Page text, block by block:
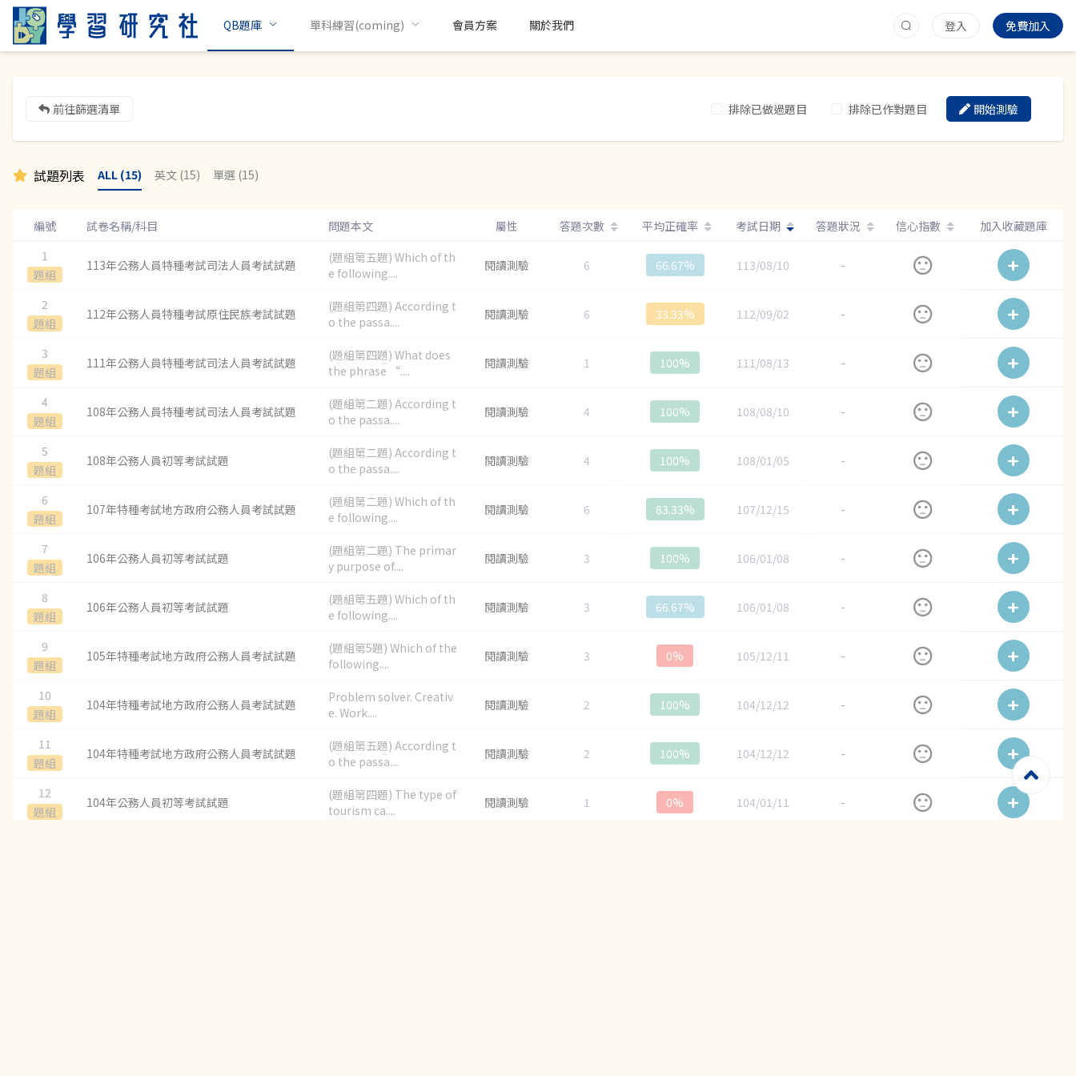
QB題庫 單科練習(coming) 會員方案 關於我們 登入 免費加入
前往篩選清單 排除已做過題目 排除已作對題目 開始測驗
試題列表 ALL (15) 英文 (15) 單選 (15)
編號 試卷名稱/科目 問題本文 屬性 答題次數 平均正確率 考試日期 答題狀況 信心指數
加入收藏題庫
1
題組
113年公務人員特種考試司法人員考試試題
(題組第五題) Which of th
e following....
閱讀測驗 6 66.67% 113/08/10 -
2
題組
112年公務人員特種考試原住民族考試試題
(題組第四題) According t
o the passa....
閱讀測驗 6 33.33% 112/09/02 -
3
題組
111年公務人員特種考試司法人員考試試題
(題組第四題) What does
the phrase “....
閱讀測驗 1 100% 111/08/13 -
4
題組
108年公務人員特種考試司法人員考試試題
(題組第二題) According t
o the passa....
閱讀測驗 4 100% 108/08/10 -
5
題組
108年公務人員初等考試試題
(題組第二題) According t
o the passa....
閱讀測驗 4 100% 108/01/05 -
6
題組
107年特種考試地方政府公務人員考試試題
(題組第二題) Which of th
e following....
閱讀測驗 6 83.33% 107/12/15 -
7
題組
106年公務人員初等考試試題
(題組第二題) The primar
y purpose of....
閱讀測驗 3 100% 106/01/08 -
8
題組
106年公務人員初等考試試題
(題組第五題) Which of th
e following....
閱讀測驗 3 66.67% 106/01/08 -
9
題組
105年特種考試地方政府公務人員考試試題
(題組第5題) Which of the
following....
閱讀測驗 3 0% 105/12/11 -
10
題組
104年特種考試地方政府公務人員考試試題
Problem solver. Creativ
e. Work....
閱讀測驗 2 100% 104/12/12 -
11
題組
104年特種考試地方政府公務人員考試試題
(題組第五題) According t
o the passa....
閱讀測驗 2 100% 104/12/12 -
12
題組
104年公務人員初等考試試題
(題組第四題) The type of
tourism ca....
閱讀測驗 1 0% 104/01/11 -